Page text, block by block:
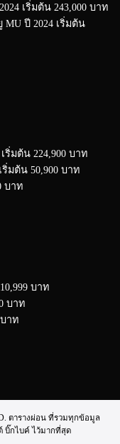
เริ่มต้น 243,000 บาท
ปี 2024 เริ่มต้น
ริ่มต้น 224,900 บาท
ริ่มต้น 50,900 บาท
บาท
บาท
บาท
าท
ตารางผ่อน ที่รวมทุกข้อมูล
บิ๊กไบค์ ไว้มากที่สุด